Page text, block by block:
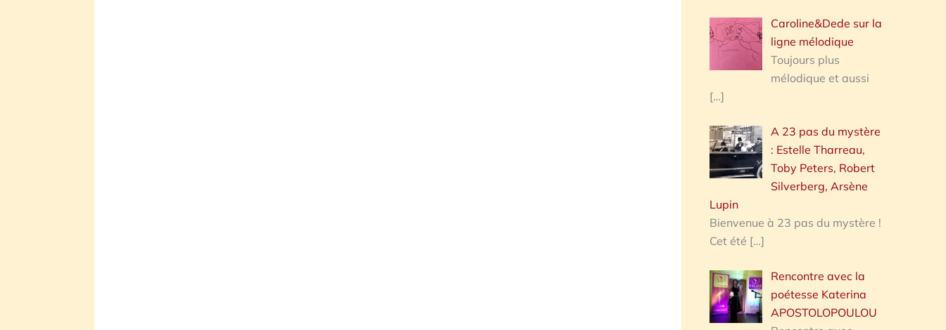
Caroline&Dede sur la
ligne mélodique
Toujours plus
mélodique et aussi
[…]
A 23 pas du mystère
: Estelle Tharreau,
Toby Peters, Robert
Silverberg, Arsène
Lupin
Bienvenue à 23 pas du mystère !
Cet été […]
Rencontre avec la
poétesse Katerina
APOSTOLOPOULOU